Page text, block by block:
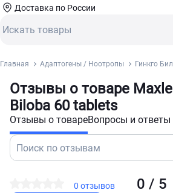
Доставка по России
Главная Адаптогены / Ноотропы Гинкго
Отзывы о товаре
Biloba 60 tablets
Отзывы о товареВопросы и ответы
0 / 5
0 отзывов